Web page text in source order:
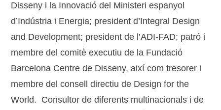
Disseny i la Innovació del Ministeri espanyol
d’Indústria i Energia; president d’Integral Design
and Development; president de l’ADI-FAD; patró i
membre del comitè executiu de la Fundació
Barcelona Centre de Disseny, així com tresorer i
membre del consell directiu de Design for the
World. Consultor de diferents multinacionals i de